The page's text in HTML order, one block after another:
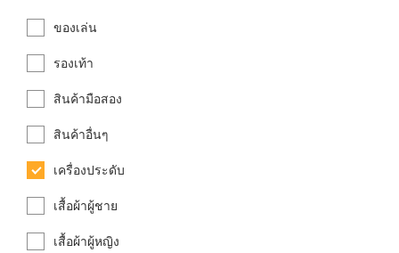
ของเล่น
รองเท้า
สินค้ามือสอง
สินค้าอื่นๆ
เครื่องประดับ
เสื้อผ้าผู้ชาย
เสื้อผ้าผู้หญิง